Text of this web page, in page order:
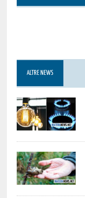
ALTRE NEWS